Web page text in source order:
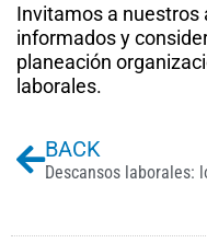
Invitamos a nuestros
informados y
planeación
laborales.
Prev
BACK